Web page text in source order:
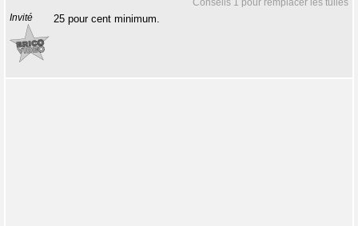
Conseils 1 pour remplacer les tuiles
Invité 25 pour cent minimum.